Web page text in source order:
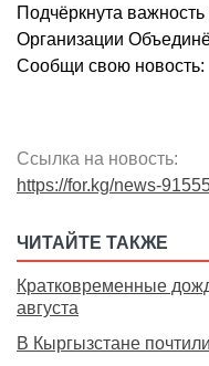
Подчёркнута
Организации
Сообщи свою новость:
Ссылка на новость:
https://for.kg/news-
ЧИТАЙТЕ ТАКЖЕ
Кратковременные
августа
В Кыргызстане